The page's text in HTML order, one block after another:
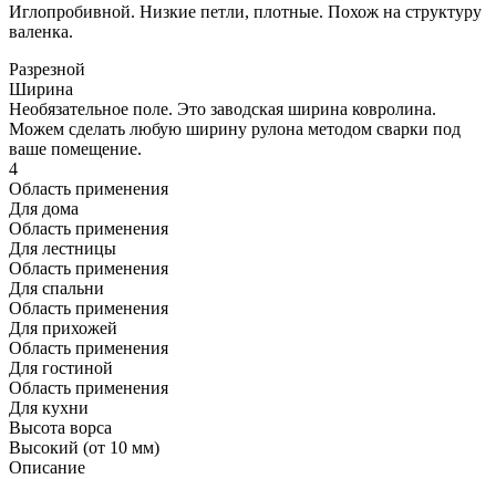
Иглопробивной. Низкие петли, плотные. Похож на структуру
валенка.
Разрезной
Ширина
Необязательное поле. Это заводская ширина ковролина.
Можем сделать любую ширину рулона методом сварки под
ваше помещение.
4
Область применения
Для дома
Область применения
Для лестницы
Область применения
Для спальни
Область применения
Для прихожей
Область применения
Для гостиной
Область применения
Для кухни
Высота ворса
Высокий (от 10 мм)
Описание